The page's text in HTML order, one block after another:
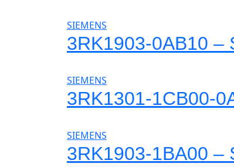
SIEMENS
3RK1903-0AB10 –
SIEMENS
3RK1301-1CB00-
SIEMENS
3RK1903-1BA00 –